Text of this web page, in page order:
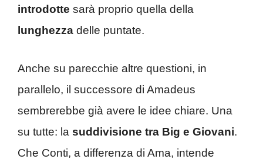
introdotte sarà proprio quella della
lunghezza delle puntate.
Anche su parecchie altre questioni, in
parallelo, il successore di Amadeus
sembrerebbe già avere le idee chiare. Una
su tutte: la suddivisione tra Big e Giovani.
Che Conti, a differenza di Ama, intende